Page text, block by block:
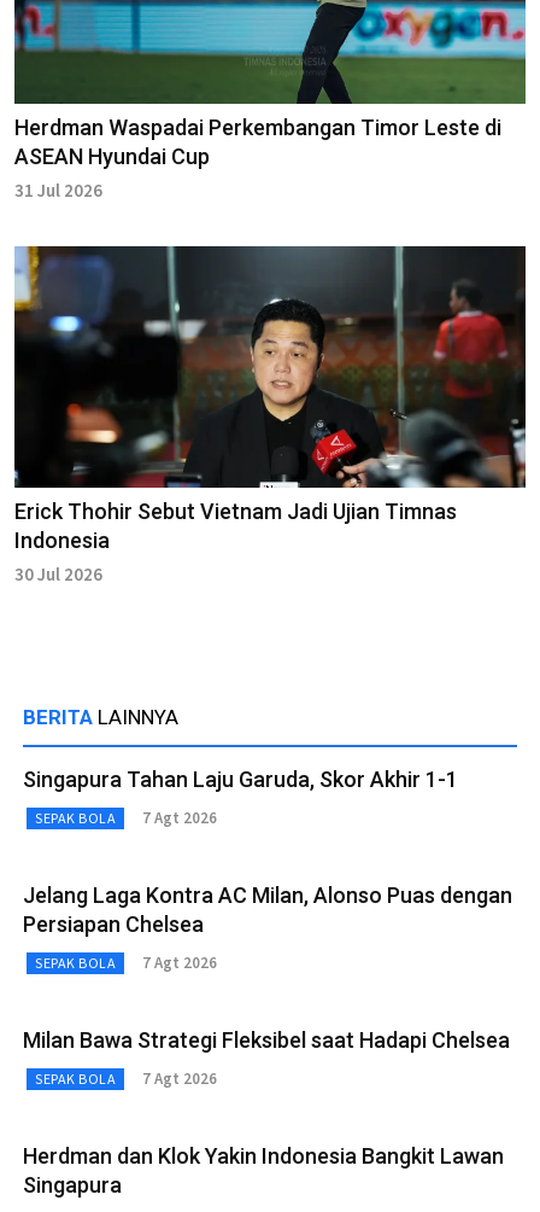
Herdman Waspadai Perkembangan Timor Leste di
ASEAN Hyundai Cup
31 Jul 2026
Erick Thohir Sebut Vietnam Jadi Ujian Timnas
Indonesia
30 Jul 2026
BERITA LAINNYA
Singapura Tahan Laju Garuda, Skor Akhir 1-1
SEPAK BOLA 7 Agt 2026
Jelang Laga Kontra AC Milan, Alonso Puas dengan
Persiapan Chelsea
SEPAK BOLA 7 Agt 2026
Milan Bawa Strategi Fleksibel saat Hadapi Chelsea
SEPAK BOLA 7 Agt 2026
Herdman dan Klok Yakin Indonesia Bangkit Lawan
Singapura